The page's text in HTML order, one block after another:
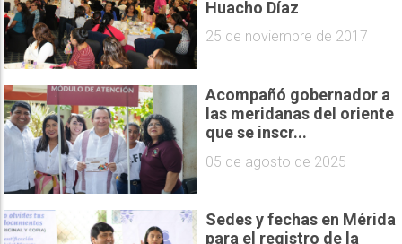
Huacho Díaz
25 de noviembre de 2017
Acompañó gobernador a
las meridanas del oriente
que se inscr...
05 de agosto de 2025
Sedes y fechas en Mérida
para el registro de la